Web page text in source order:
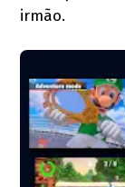
irmão.